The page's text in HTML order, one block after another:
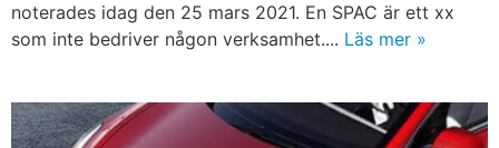
noterades idag den 25 mars 2021. En SPAC är ett xx
som inte bedriver någon verksamhet.... Läs mer »